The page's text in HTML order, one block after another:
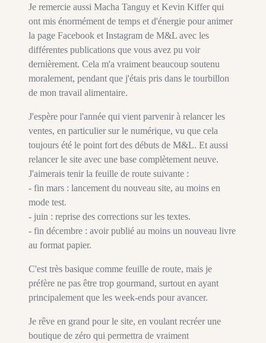
Je remercie aussi Macha Tanguy et Kevin Kiffer qui
ont mis énormément de temps et d'énergie pour animer
la page Facebook et Instagram de M&L avec les
différentes publications que vous avez pu voir
dernièrement. Cela m'a vraiment beaucoup soutenu
moralement, pendant que j'étais pris dans le tourbillon
de mon travail alimentaire.
J'espère pour l'année qui vient parvenir à relancer les
ventes, en particulier sur le numérique, vu que cela
toujours été le point fort des débuts de M&L. Et aussi
relancer le site avec une base complètement neuve.
J'aimerais tenir la feuille de route suivante :
- fin mars : lancement du nouveau site, au moins en
mode test.
- juin : reprise des corrections sur les textes.
- fin décembre : avoir publié au moins un nouveau livre
au format papier.
C'est très basique comme feuille de route, mais je
préfère ne pas être trop gourmand, surtout en ayant
principalement que les week-ends pour avancer.
Je rêve en grand pour le site, en voulant recréer une
boutique de zéro qui permettra de vraiment